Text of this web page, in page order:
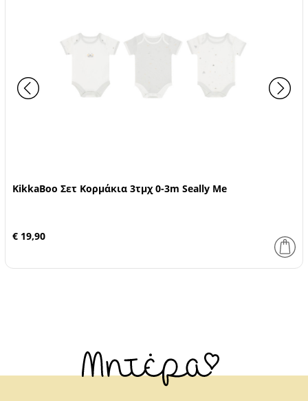
KikkaBoo Σετ Κορμάκια 3τμχ 0-3m Seally Me
€ 19,90